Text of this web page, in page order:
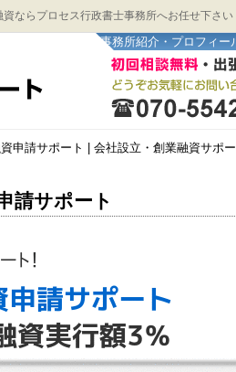
ならプロセス行政書士事務所へお任せ下さ
事務所紹介・プロフィー
申請サポート | 会社設立・創業融資サポー
請サポート